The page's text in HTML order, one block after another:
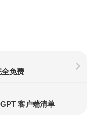
全免费
客户端清单